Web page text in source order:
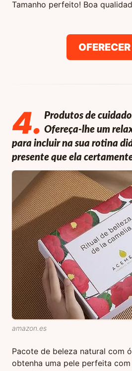
Tamanho perfeito! Boa
OFERECER
4. Produtos de
Ofereça-lhe um
para incluir na sua rotina
presente que ela
amazon.es
Pacote de beleza natural com
obtenha uma pele perfeita